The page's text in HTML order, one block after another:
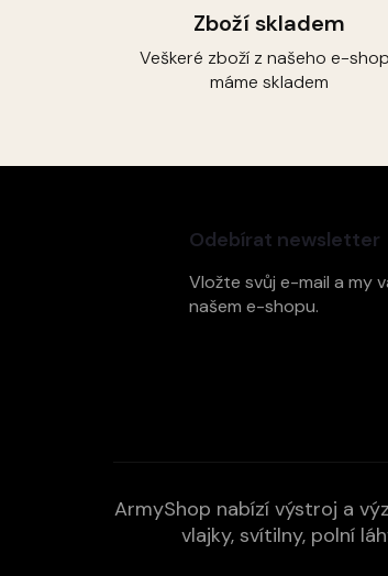
Zboží skladem
Veškeré zboží z našeho e-
máme skladem
Odebírat newsletter
Vložte svůj e-mail a my
našem e-shopu.
ArmyShop nabízí výstroj a
vlajky, svítilny, polní